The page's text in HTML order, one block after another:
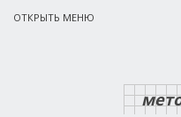
ОТКРЫТЬ МЕНЮ